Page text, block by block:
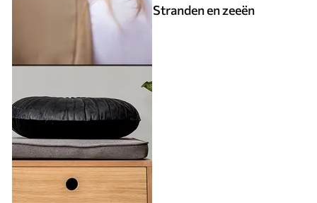
Stranden en zeeën